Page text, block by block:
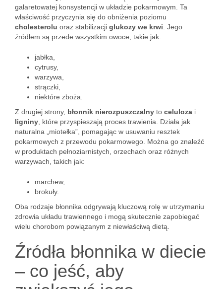
galaretowatej konsystencji w układzie pokarmowym. Ta
właściwość przyczynia się do obniżenia poziomu
cholesterolu oraz stabilizacji glukozy we krwi . Jego
źródłem są przede wszystkim owoce, takie jak:
jabłka,
cytrusy,
warzywa,
strączki,
niektóre zboża.
Z drugiej strony, błonnik nierozpuszczalny to celuloza i
ligniny , które przyspieszają proces trawienia. Działa jak
naturalna „miotełka”, pomagając w usuwaniu resztek
pokarmowych z przewodu pokarmowego. Można go znaleźć
w produktach pełnoziarnistych, orzechach oraz różnych
warzywach, takich jak:
marchew,
brokuły.
Oba rodzaje błonnika odgrywają kluczową rolę w utrzymaniu
zdrowia układu trawiennego i mogą skutecznie zapobiegać
wielu chorobom powiązanym z niewłaściwą dietą.
Źródła błonnika w diecie
– co jeść, aby